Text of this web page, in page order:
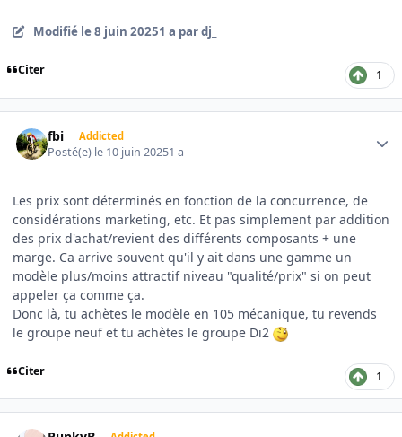
Modifié le 8 juin 20251 a par dj_
Citer 1
fbi Addicted
Posté(e) le 10 juin 20251 a
Les prix sont déterminés en fonction de la concurrence, de
considérations marketing, etc. Et pas simplement par addition
des prix d'achat/revient des différents composants + une
marge. Ca arrive souvent qu'il y ait dans une gamme un
modèle plus/moins attractif niveau "qualité/prix" si on peut
appeler ça comme ça.
Donc là, tu achètes le modèle en 105 mécanique, tu revends
le groupe neuf et tu achètes le groupe Di2
Citer 1